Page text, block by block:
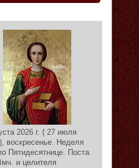
2026 г. ( 27 июля
воскресенье. Неделя
Пятидесятнице. Поста
и целителя